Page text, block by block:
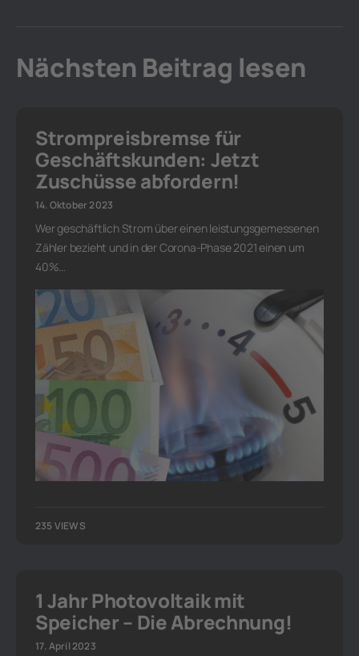
Nächsten Beitrag lesen
Strompreisbremse für
Geschäftskunden: Jetzt
Zuschüsse abfordern!
14. Oktober 2023
Wer geschäftlich Strom über einen leistungsgemessenen
Zähler bezieht und in der Corona-Phase 2021 einen um
40%…
235 VIEWS
1 Jahr Photovoltaik mit
Speicher – Die Abrechnung!
17. April 2023